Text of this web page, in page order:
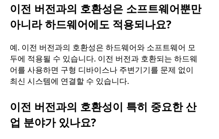
이전 버전과의 호환성은 소프트웨어뿐만
아니라 하드웨어에도 적용되나요?
예. 이전 버전과의 호환성은 하드웨어와 소프트웨어 모
두에 적용될 수 있습니다. 이전 버전과 호환되는 하드웨
어를 사용하면 구형 디바이스나 주변기기를 문제 없이
최신 시스템에 연결할 수 있습니다.
이전 버전과의 호환성이 특히 중요한 산
업 분야가 있나요?